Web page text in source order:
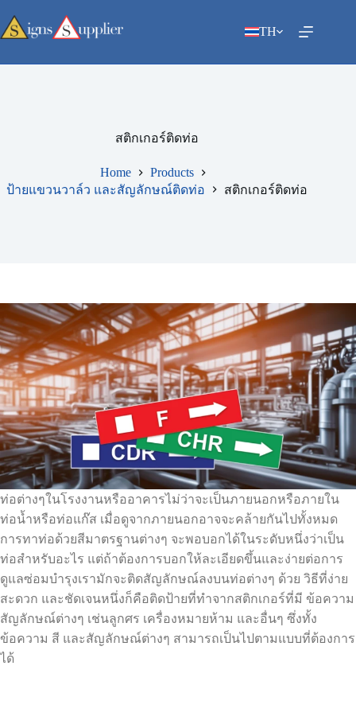
content
TH
สติกเกอร์ติดท่อ
Home
Products
ป้ายแขวนวาล์ว และสัญลักษณ์ติดท่อ
สติกเกอร์ติดท่อ
ท่อต่างๆในโรงงานหรืออาคารไม่ว่าจะเป็นภายนอกหรือภายใน
ท่อน้ำหรือท่อแก๊ส เมื่อดูจากภายนอกอาจจะคล้ายกันไปทั้งหมด
การทาท่อด้วยสีมาตรฐานต่างๆ จะพอบอกได้ในระดับหนึ่งว่าเป็น
ท่อสำหรับอะไร แต่ถ้าต้องการบอกให้ละเอียดขึ้นและง่ายต่อการ
ดูแลซ่อมบำรุงเรามักจะติดสัญลักษณ์ลงบนท่อต่างๆ ด้วย วิธีที่ง่าย
สะดวก และชัดเจนหนึ่งก็คือติดป้ายที่ทำจากสติกเกอร์ที่มี ข้อความ
สัญลักษณ์ต่างๆ เช่นลูกศร เครื่องหมายห้าม และอื่นๆ ซึ่งทั้ง
ข้อความ สี และสัญลักษณ์ต่างๆ สามารถเป็นไปตามแบบที่ต้องการ
ได้